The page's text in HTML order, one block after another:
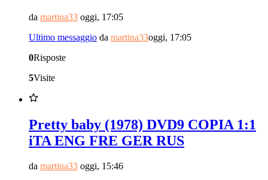
da martina33 oggi, 17:05
Ultimo messaggio da martina33oggi, 17:05
0Risposte
5Visite
Pretty baby (1978) DVD9 COPIA 1:1
iTA ENG FRE GER RUS
da martina33 oggi, 15:46